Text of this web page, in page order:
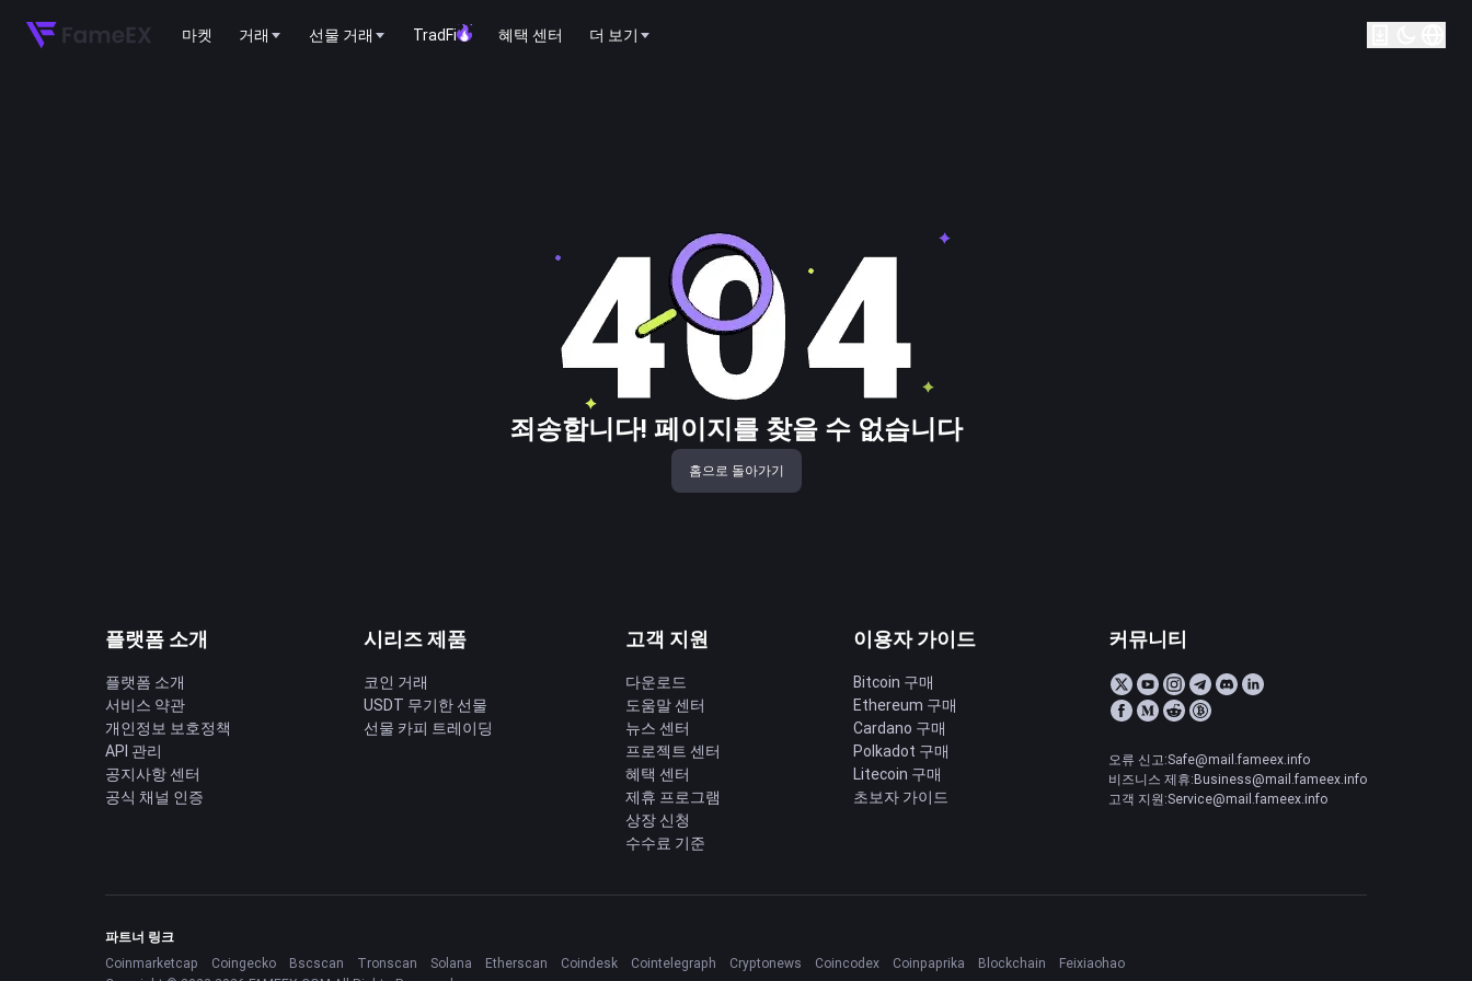
마켓 거래 선물 거래 TradFi 혜택 센터 더 보기
죄송합니다! 페이지를 찾을 수 없습니다
홈으로 돌아가기
플랫폼 소개
플랫폼 소개
서비스 약관
개인정보 보호정책
API 관리
공지사항 센터
공식 채널 인증
시리즈 제품
코인 거래
USDT 무기한 선물
선물 카피 트레이딩
고객 지원
다운로드
도움말 센터
뉴스 센터
프로젝트 센터
혜택 센터
제휴 프로그램
상장 신청
수수료 기준
이용자 가이드
Bitcoin 구매
Ethereum 구매
Cardano 구매
Polkadot 구매
Litecoin 구매
초보자 가이드
커뮤니티
오류 신고:Safe@mail.fameex.info
비즈니스 제휴:Business@mail.fameex.info
고객 지원:Service@mail.fameex.info
파트너 링크
Coinmarketcap
Coingecko Bscscan Tronscan Solana Etherscan Coindesk Cointelegraph Cryptonews Coincodex Coinpaprika Blockchain
Feixiaohao